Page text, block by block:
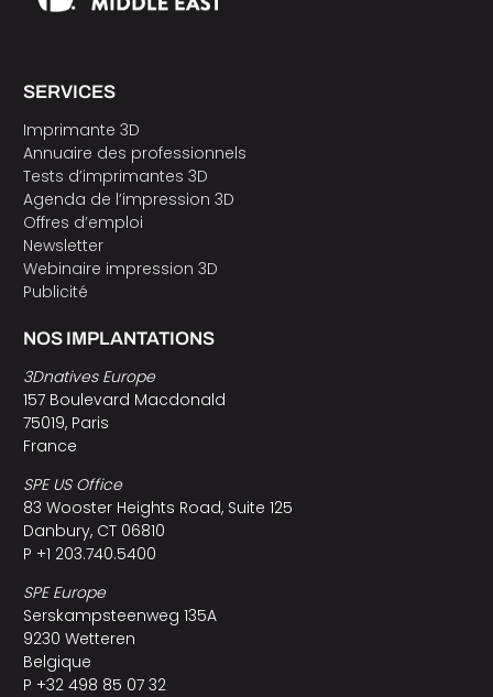
SERVICES
Imprimante 3D
Annuaire des professionnels
Tests d’imprimantes 3D
Agenda de l’impression 3D
Offres d’emploi
Newsletter
Webinaire impression 3D
Publicité
NOS IMPLANTATIONS
3Dnatives Europe
157 Boulevard Macdonald
75019, Paris
France
SPE US Office
83 Wooster Heights Road, Suite 125
Danbury, CT 06810
P +1 203.740.5400
SPE Europe
Serskampsteenweg 135A
9230 Wetteren
Belgique
P +32 498 85 07 32